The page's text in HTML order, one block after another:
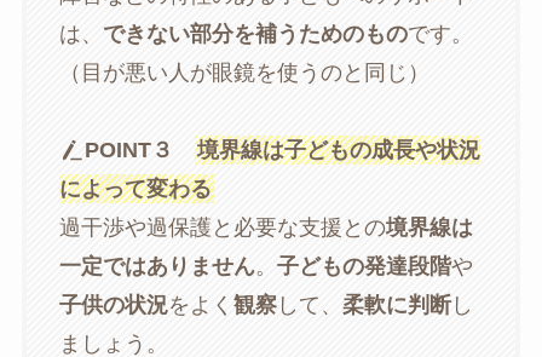
は、 できない部分を補うためのものです。
（目が悪い人が眼鏡を使うのと同じ）
POINT３境界線は子どもの成長や状況
によって変わる
過干渉や過保護と必要な支援との境界線は
一定ではありません。 子どもの発達段階や
子供の状況をよく 観察して、 柔軟に判断し
ましょう。